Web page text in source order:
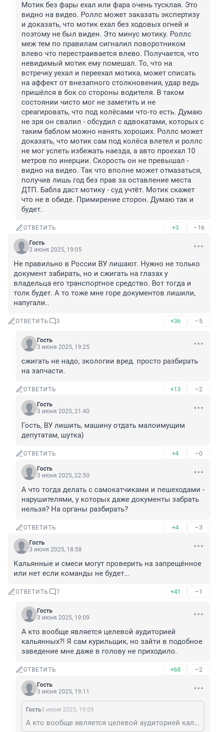
Мотик без фары ехал или фара очень тусклая. Это
видно на видео. Роллс может заказать экспертизу
и доказать, что мотик ехал без ходовых огней и
поэтому не был виден. Это минус мотику. Роллс
меж тем по правилам сигналил поворотником
влево что перестраивается влево. Получается, что
невидимый мотик ему помешал. То, что на
встречку уехал и переехал мотика, может списать
на аффект от внезапного столкновения, удар ведь
пришёлся в бок со стороны водителя. В таком
состоянии чисто мог не заметить и не
среагировать, что под колёсами что-то есть. Думаю
не зря он свалил - обсудил с адвокатами, которых с
таким баблом можно нанять хороших. Роллс может
доказать, что мотик сам под колёса влетел и роллс
не мог успеть избежать наезда, а авто проехал 10
метров по инерции. Скорость он не превышал -
видно на видео. Так что вполне может отмазаться,
получив лишь год без прав за оставление места
ДТП. Бабла даст мотику - суд учтёт. Мотик скажет
что не в обиде. Примирение сторон. Думаю так и
будет.
ОТВЕТИТЬ +3 –16
Гость
3 июня 2025, 19:05
Не правильно в России ВУ лишают. Нужно не только
документ забирать, но и сжигать на глазах у
владельца его транспортное средство. Вот тогда и
толк будет. А то тоже мне горе документов лишили,
напугали..
ОТВЕТИТЬ 3 +36 –5
Гость
3 июня 2025, 19:25
сжигать не надо, экологии вред. просто разбирать
на запчасти.
ОТВЕТИТЬ +13 –2
Гость
3 июня 2025, 21:40
Гость, ВУ лишить, машину отдать малоимущим
депутатам, шутка)
ОТВЕТИТЬ +4 –0
Гость
3 июня 2025, 22:50
А что тогда делать с самокатчиками и пешеходами -
нарушителями, у которых даже документы забрать
нельзя? На органы разбирать?
ОТВЕТИТЬ +4 –3
Гость
3 июня 2025, 18:58
Кальянные и смеси могут проверить на запрещённое
или нет если команды не будет...
ОТВЕТИТЬ 7 +41 –1
Гость
3 июня 2025, 19:09
А кто вообще является целевой аудиторией
кальянных?! Я сам курильщик, но зайти в подобное
заведение мне даже в голову не приходило.
ОТВЕТИТЬ +68 –2
Гость
3 июня 2025, 19:11
Гость3 июня 2025, 19:09
А кто вообще является целевой аудиторией кальянных?! Я сам курильщик, но зайти в подобное заведение мне даже в голову не приходило.